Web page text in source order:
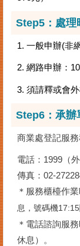
Step5：處理
1. 一般申辦(非
2. 網路申辦：
3. 須請釋或會
Step6：承辦
商業處登記服
電話：1999（
傳真：02-
＊服務櫃檯作業
息，號碼機
＊電話諮詢服
休息）。